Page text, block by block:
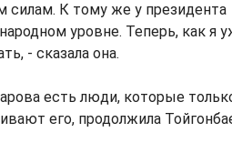
силам. К тому же у президента
уровне. Теперь, как я
- сказала она.
есть люди, которые
его, продолжила